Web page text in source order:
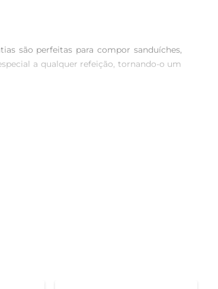
são perfeitas para compor sanduíches,
a qualquer refeição, tornando-o um
ou até mesmo em saladas, onde